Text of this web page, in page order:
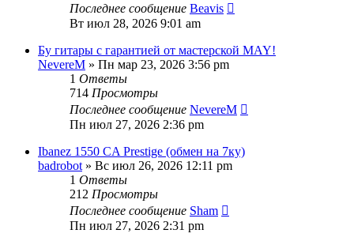
Последнее сообщение Beavis
Вт июл 28, 2026 9:01 am
Бу гитары с гарантией от мастерской MAY!
NevereM » Пн мар 23, 2026 3:56 pm
1 Ответы
714 Просмотры
Последнее сообщение NevereM
Пн июл 27, 2026 2:36 pm
Ibanez 1550 CA Prestige (обмен на 7ку)
badrobot » Вс июл 26, 2026 12:11 pm
1 Ответы
212 Просмотры
Последнее сообщение Sham
Пн июл 27, 2026 2:31 pm